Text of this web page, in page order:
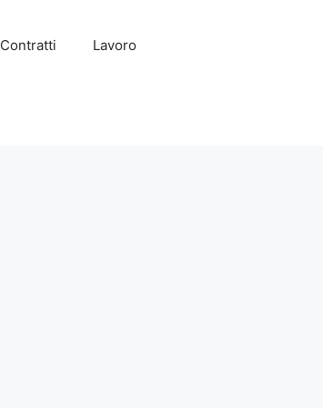
Contratti Lavoro